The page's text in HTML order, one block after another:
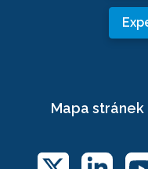
Mapa stránek